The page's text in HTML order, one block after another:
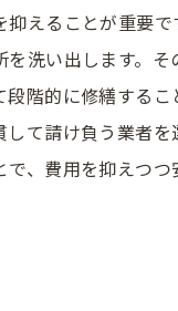
えることが重要
洗い出します。
階的に修繕する
て請け負う業者
、費用を抑えつつ